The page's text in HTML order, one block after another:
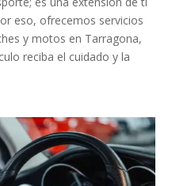
eso, ofrecemos servicios
y motos en Tarragona,
reciba el cuidado y la